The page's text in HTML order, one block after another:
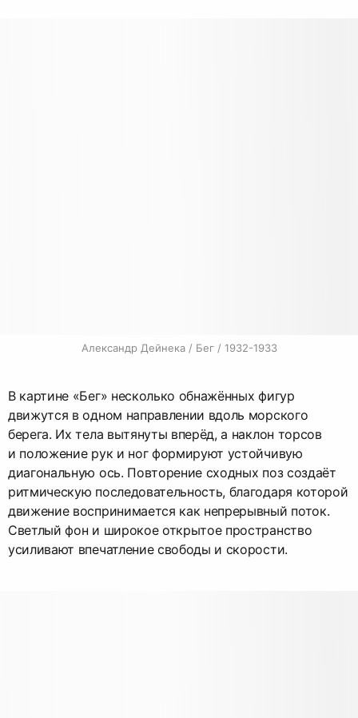
Александр Дейнека / Бег / 1932-1933
В картине «Бег» несколько обнажённых фигур
движутся в одном направлении вдоль морского
берега. Их тела вытянуты вперёд, а наклон торсов
и положение рук и ног формируют устойчивую
диагональную ось. Повторение сходных поз создаёт
ритмическую последовательность, благодаря которой
движение воспринимается как непрерывный поток.
Светлый фон и широкое открытое пространство
усиливают впечатление свободы и скорости.